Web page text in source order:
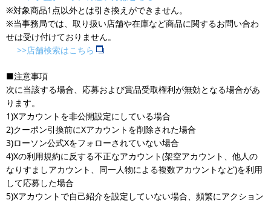
※対象商品1点以外とは引き換えができません。
※当事務局では、取り扱い店舗や在庫など商品に関するお問い合わ
せは受け付けておりません。
>>店舗検索はこちら
■注意事項
次に当該する場合、応募および賞品受取権利が無効となる場合があ
ります。
1)Xアカウントを非公開設定にしている場合
2)クーポン引換前にXアカウントを削除された場合
3)ローソン公式Xをフォローされていない場合
4)Xの利用規約に反する不正なアカウント(架空アカウント、他人の
なりすましアカウント、同一人物による複数アカウントなど)を利用
して応募した場合
5)Xアカウントで自己紹介を設定していない場合、頻繁にアクション